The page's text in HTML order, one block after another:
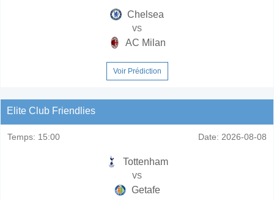
Chelsea
vs
AC Milan
Voir Prédiction
Elite Club Friendlies
Temps: 15:00 Date: 2026-08-08
Tottenham
vs
Getafe